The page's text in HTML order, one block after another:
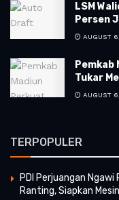
LSM
Persen
AUGUST
Pemkab
Tukar
AUGUST
TERPOPULER
PDI Perjuangan
Ranting, Siapkan